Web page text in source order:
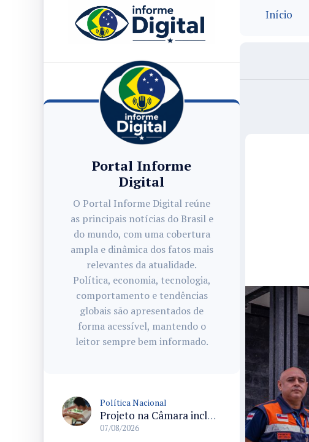
Portal Informe
Digital
O Portal Informe Digital reúne
as principais notícias do Brasil e
do mundo, com uma cobertura
ampla e dinâmica dos fatos mais
relevantes da atualidade.
Política, economia, tecnologia,
comportamento e tendências
globais são apresentados de
forma acessível, mantendo o
leitor sempre bem informado.
Política Nacional
Projeto na Câmara inclui estudantes com deficiência no regime escolar especial da LDB e estabelece critérios para frequência
07/08/2026
Início